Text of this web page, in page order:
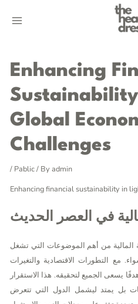
MENU
Enhancing
Global
Challenges
/ Pablic/ By admin
Enhancing financial sustainability in
في العصر الحديث
من أهم الموضوعات التي تشغل
مع التطورات الاقتصادية والتغيرات
يسعى الجميع لتحقيقه. هذا الاستقرار
بل يمتد ليشمل الدول التي تتعرض
navigation